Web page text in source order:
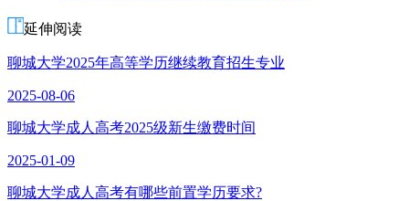
延伸阅读
聊城大学2025年高等学历继续教育招生专业
2025-08-06
聊城大学成人高考2025级新生缴费时间
2025-01-09
聊城大学成人高考有哪些前置学历要求?